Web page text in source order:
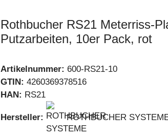
Rothbucher RS21 Meterriss-
Putzarbeiten, 10er Pack, rot
Artikelnummer: 600-RS21-10
GTIN: 4260369378516
HAN: RS21
Hersteller: ROTHBUCHER